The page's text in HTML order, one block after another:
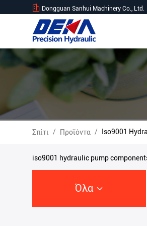
Dongguan Sanhui Machinery Co., Ltd.
Σπίτι / Προϊόντα / Iso9001
iso9001 hydraulic pump
Όλα